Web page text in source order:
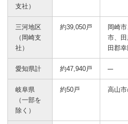
支社）
三河地区
（岡崎支
社）
約39,050戸
岡崎
市、
田郡
愛知県計 約47,940戸
岐阜県
（一部を
除く）
約50戸 高山